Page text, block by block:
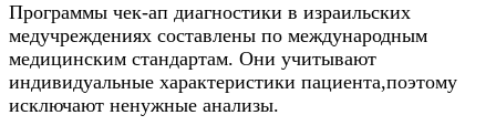
Программы чек-ап диагностики в израильских
медучреждениях составлены по международным
медицинским стандартам. Они учитывают
индивидуальные характеристики пациента,поэтому
исключают ненужные анализы.